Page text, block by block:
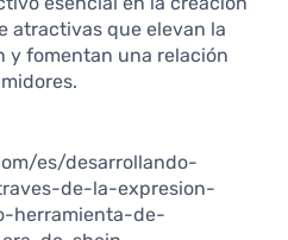
atractivas que elevan la
y fomentan una relación
es/desarrollando-
de-la-expresion-
herramienta-de-